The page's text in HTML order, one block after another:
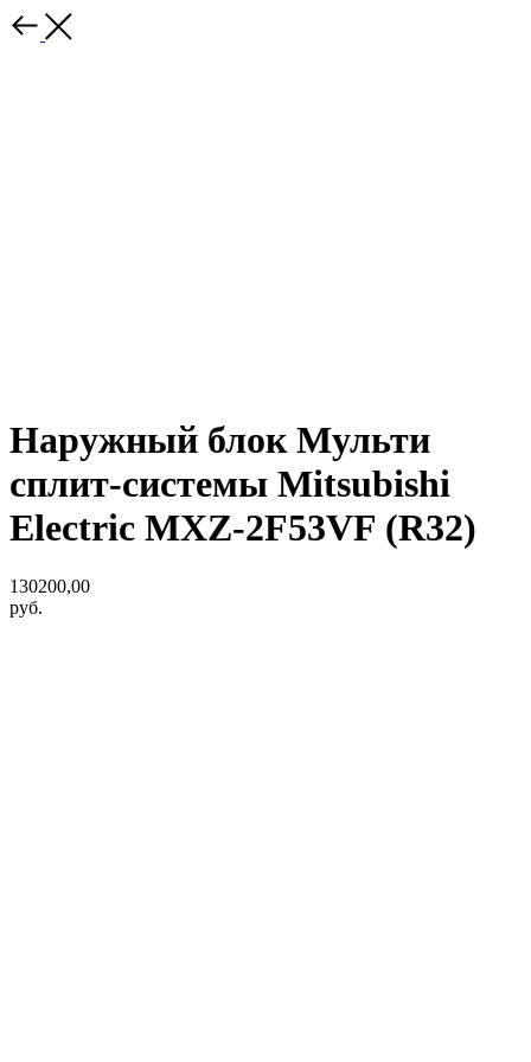
Наружный блок Мульти
сплит-системы Mitsubishi
Electric MXZ-2F53VF (R32)
130200,00
руб.